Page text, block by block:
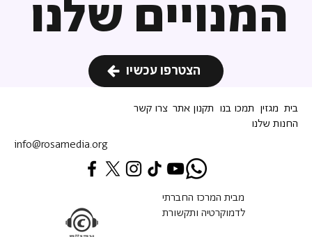
המנויים שלנו
הצטרפו עכשיו
info@rosamedia.org
בית מגזין תמכו בנו תקנון אתר צרו קשר
החנות שלנו
מבית המרכז החברתי
לדמוקרטיה ותקשורת